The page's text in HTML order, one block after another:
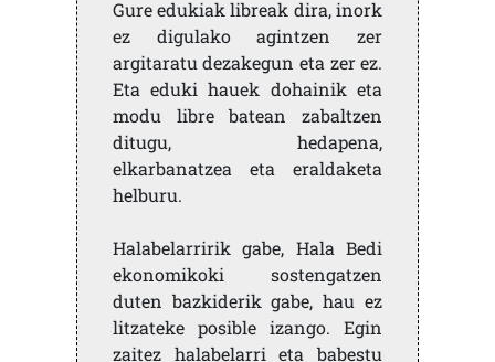
Gure edukiak libreak dira, inork
ez digulako agintzen zer
argitaratu dezakegun eta zer ez.
Eta eduki hauek dohainik eta
modu libre batean zabaltzen
ditugu, hedapena,
elkarbanatzea eta eraldaketa
helburu.
Halabelarririk gabe, Hala Bedi
ekonomikoki sostengatzen
duten bazkiderik gabe, hau ez
litzateke posible izango. Egin
zaitez halabelarri eta babestu